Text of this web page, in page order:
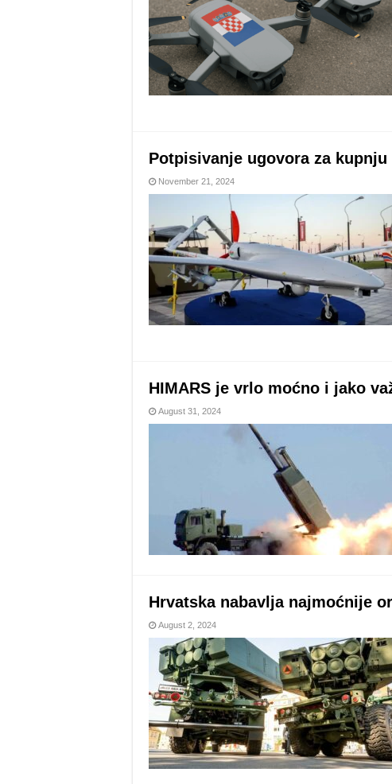
Potpisivanje ugovora za
November 21, 2024
HIMARS je vrlo moćno i jako
August 31, 2024
Hrvatska nabavlja najmoćnije
August 2, 2024